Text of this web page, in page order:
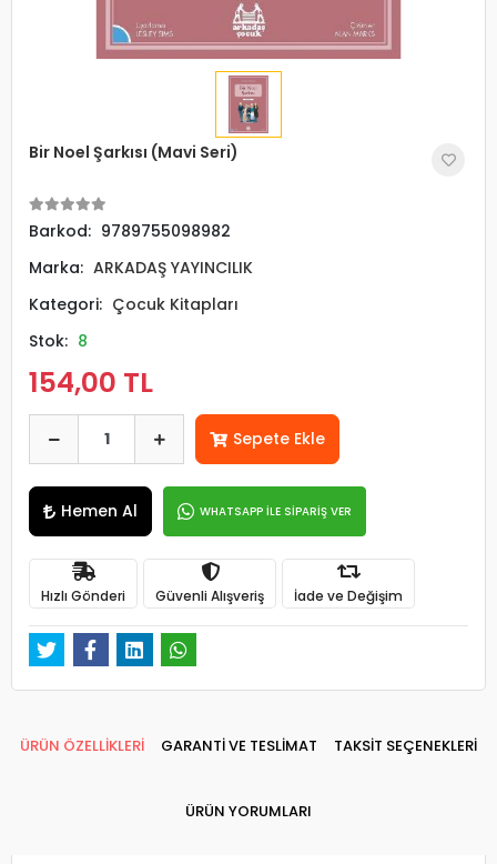
Bir Noel Şarkısı (Mavi Seri)
Barkod: 9789755098982
Marka: ARKADAŞ YAYINCILIK
Kategori: Çocuk Kitapları
Stok: 8
154,00 TL
Sepete Ekle
Hemen Al WHATSAPP İLE SİPARİŞ VER
Hızlı Gönderi Güvenli Alışveriş İade ve Değişim
ÜRÜN ÖZELLİKLERİ GARANTİ VE TESLİMAT TAKSİT SEÇENEKLERİ
ÜRÜN YORUMLARI